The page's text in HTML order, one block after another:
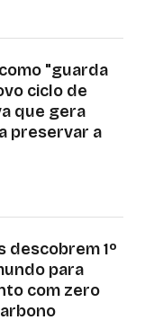
"guarda
ciclo de
que gera
preservar a
descobrem 1º
para
com zero